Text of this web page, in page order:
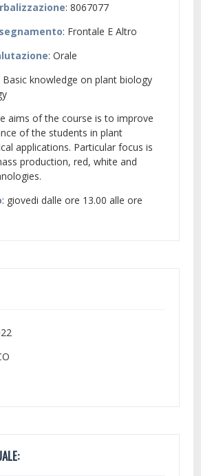
: 8067077
: Frontale E Altro
: Orale
Basic knowledge on plant biology
aims of the course is to improve
of the students in plant
applications. Particular focus is
production, red, white and
: giovedi dalle ore 13.00 alle ore